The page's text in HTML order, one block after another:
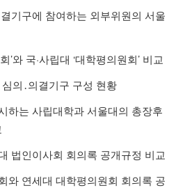
기구에 참여하는 외부위원의 서울
’와 국·사립대 ‘대학평의원회 ’ 비교
의 ․의결기구 구성 현황
하는 사립대학과 서울대의 총장후
법인이사회 회의록 공개규정 비교
와 연세대 대학평의원회 회의록 공